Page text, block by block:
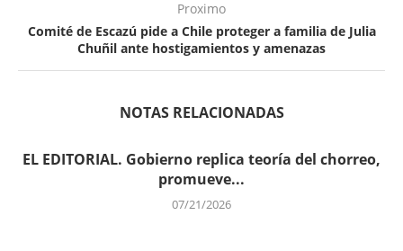
Proximo
Comité de Escazú pide a Chile proteger a familia de Julia
Chuñil ante hostigamientos y amenazas
NOTAS RELACIONADAS
EL EDITORIAL. Gobierno replica teoría del chorreo,
promueve...
07/21/2026